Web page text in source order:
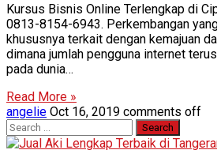
Kursus Bisnis Online Terlengkap di
0813-8154-6943. Perkembangan
khususnya terkait dengan kemajuan
dimana jumlah pengguna internet
pada dunia…
Read More »
angelie Oct 16, 2019 comments off
Search
for: